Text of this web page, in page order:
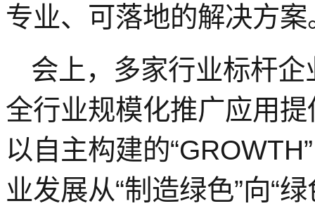
专业、可落地的解决方案
会上，多家行业标杆
全行业规模化推广应用
以自主构建的
业发展从“制造绿色”向“